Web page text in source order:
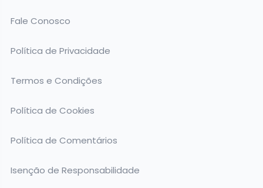
Fale Conosco
Política de Privacidade
Termos e Condições
Política de Cookies
Política de Comentários
Isenção de Responsabilidade